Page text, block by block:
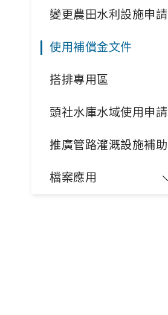
變更農田水利設施申請
使用補償金文件
搭排專用區
頭社水庫水域使用申請
推廣管路灌溉設施補助
檔案應用